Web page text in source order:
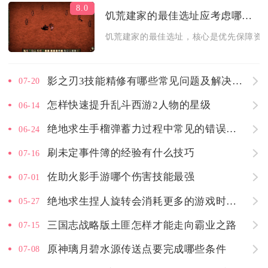
8.0
饥荒建家的最佳选址应考虑哪些因素
饥荒建家的最佳选址，核心是优先保障资
07-20 影之刃3技能精修有哪些常见问题及解决方法
06-14 怎样快速提升乱斗西游2人物的星级
06-24 绝地求生手榴弹蓄力过程中常见的错误有哪些
07-16 刷未定事件簿的经验有什么技巧
07-01 佐助火影手游哪个伤害技能最强
05-27 绝地求生捏人旋转会消耗更多的游戏时间吗
07-15 三国志战略版土匪怎样才能走向霸业之路
07-08 原神璃月碧水源传送点要完成哪些条件